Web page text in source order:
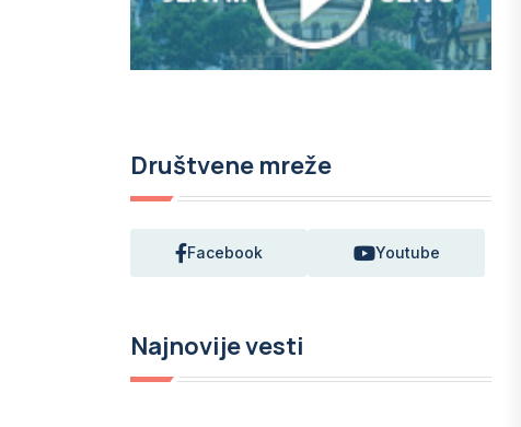
Društvene mreže
Facebook Youtube
Najnovije vesti